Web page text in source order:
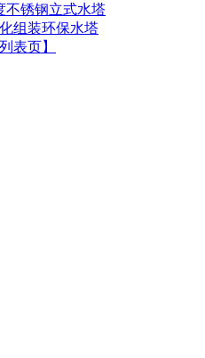
不锈钢立式水塔
组装环保水塔
表页】